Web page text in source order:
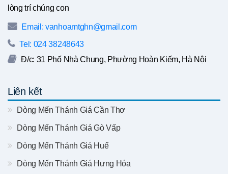
lòng trí chúng con
Email: vanhoamtghn@gmail.com
Tel: 024 38248643
Đ/c: 31 Phố Nhà Chung, Phường Hoàn Kiếm, Hà Nội
Liên kết
Dòng Mến Thánh Giá Cần Thơ
Dòng Mến Thánh Giá Gò Vấp
Dòng Mến Thánh Giá Huế
Dòng Mến Thánh Giá Hưng Hóa